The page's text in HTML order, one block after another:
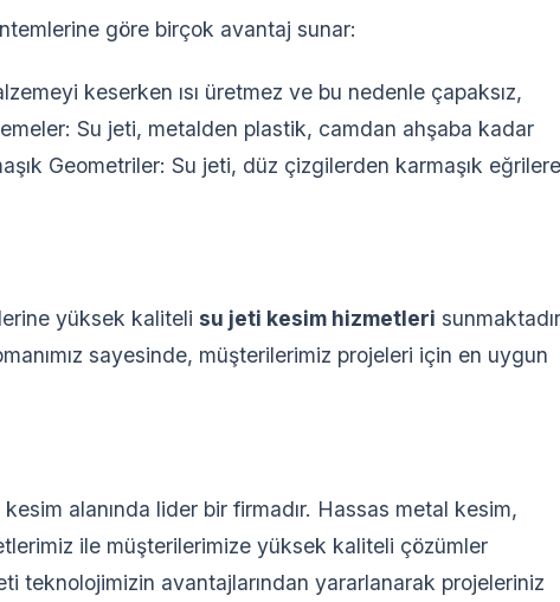
göre birçok avantaj sunar:
keserken ısı üretmez ve bu nedenle çapaksız,
Su jeti, metalden plastik, camdan ahşaba kadar
Geometriler: Su jeti, düz çizgilerden karmaşık eğrilere
yüksek kaliteli su jeti kesim hizmetleri
sayesinde, müşterilerimiz projeleri için en uygun
alanında lider bir firmadır. Hassas metal kesim,
ile müşterilerimize yüksek kaliteli çözümler
teknolojimizin avantajlarından yararlanarak projeleriniz